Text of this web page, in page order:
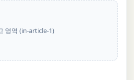
영역 (in-article-1)